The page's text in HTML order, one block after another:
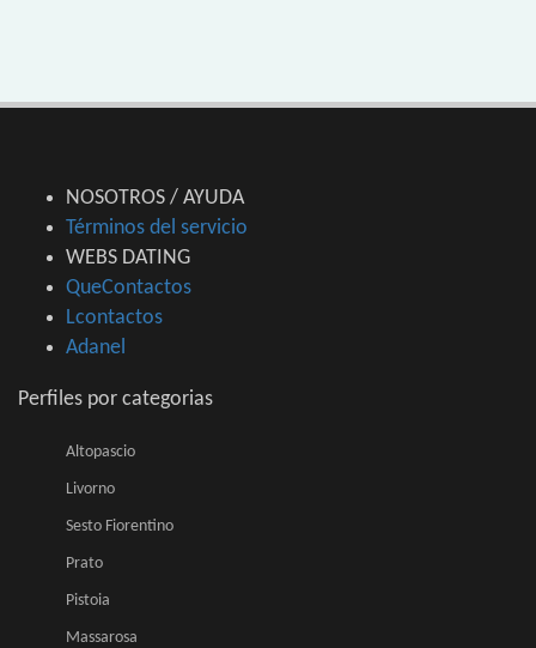
NOSOTROS / AYUDA
Términos del servicio
WEBS DATING
QueContactos
Lcontactos
Adanel
Perfiles por categorias
Altopascio
Livorno
Sesto Fiorentino
Prato
Pistoia
Massarosa